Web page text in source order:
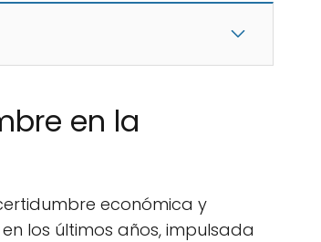
en la
económica y
los últimos años, impulsada